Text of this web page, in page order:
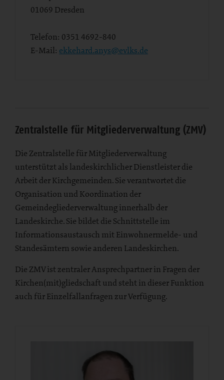
01069 Dresden
Telefon: 0351 4692-840
E-Mail: ekkehard.anys@evlks.de
Zentralstelle für Mitgliederverwaltung (ZMV)
Die Zentralstelle für Mitgliederverwaltung
unterstützt als landeskirchlicher Dienstleister die
Arbeit der Kirchgemeinden. Sie verantwortet die
Organisation und Koordination der
Gemeindegliederverwaltung innerhalb der
Landeskirche. Sie bildet die Schnittstelle im
Informationsaustausch mit Einwohnermelde- und
Standesämtern sowie anderen Landeskirchen.
Die ZMV ist zentraler Ansprechpartner in Fragen der
Kirchen(mit)gliedschaft und steht in dieser Funktion
auch für Einzelfallanfragen zur Verfügung.